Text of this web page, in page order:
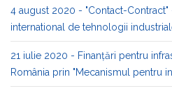
4 august 2020 - "Contact-Contract"
international de tehnologii
21 iulie 2020 - Finanțări pentru
România prin "Mecanismul pentru